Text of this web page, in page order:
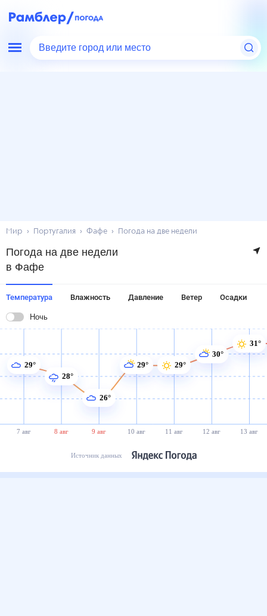
Введите город или место
Мир Португалия Фафе Погода на две недели
Погода на две недели
в Фафе
Температура Влажность Давление Ветер Осадки
Ночь
7 авг 8 авг 9 авг 10 авг 11 авг 12 авг 13 авг
29°
28°
26°
29° 29°
30°
31°
Источник данных